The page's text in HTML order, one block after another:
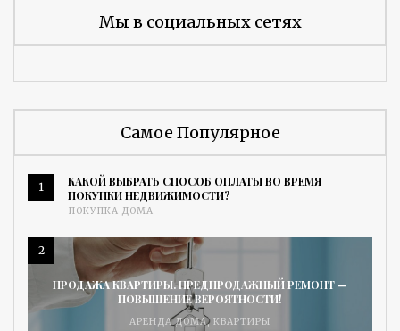
Мы в социальных сетях
Самое Популярное
1
КАКОЙ ВЫБРАТЬ СПОСОБ ОПЛАТЫ ВО ВРЕМЯ
ПОКУПКИ НЕДВИЖИМОСТИ?
ПОКУПКА ДОМА
2
ПРОДАЖА КВАРТИРЫ. ПРЕДПРОДАЖНЫЙ РЕМОНТ —
ПОВЫШЕНИЕ ВЕРОЯТНОСТИ!
АРЕНДА ДОМА, КВАРТИРЫ